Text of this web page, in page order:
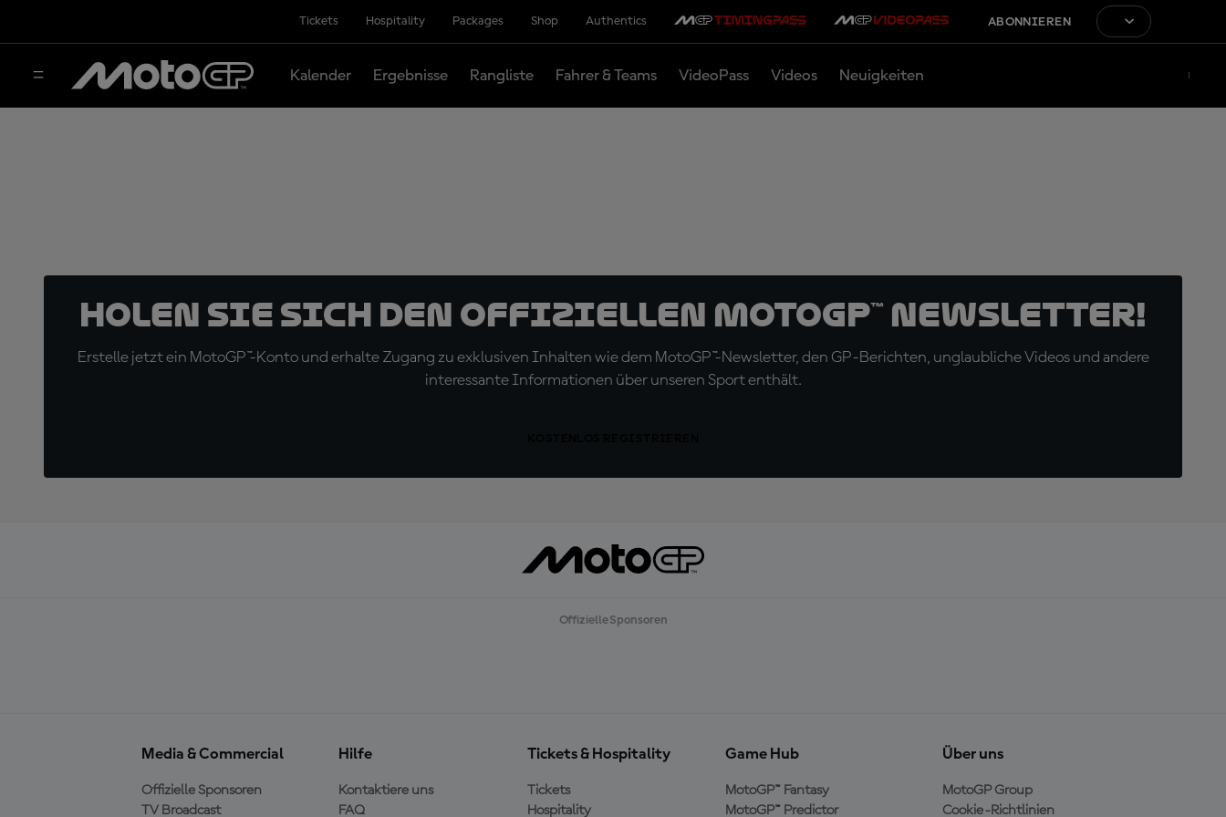
Tickets Hospitality Packages Shop Authentics ABONNIEREN
Kalender Ergebnisse Rangliste Fahrer & Teams VideoPass Videos Neuigkeiten
Holen Sie sich den offiziellen MotoGP™ Newsletter!
Erstelle jetzt ein MotoGP™-Konto und erhalte Zugang zu exklusiven Inhalten wie dem MotoGP™-Newsletter, den GP-Berichten, unglaubliche Videos und andere
interessante Informationen über unseren Sport enthält.
Offizielle Sponsoren
Media & Commercial
Offizielle Sponsoren
TV Broadcast
Hilfe
Kontaktiere uns
FAQ
Tickets & Hospitality
Tickets
Hospitality
Game Hub
MotoGP™ Fantasy
MotoGP™ Predictor
Über uns
MotoGP Group
Cookie-Richtlinien